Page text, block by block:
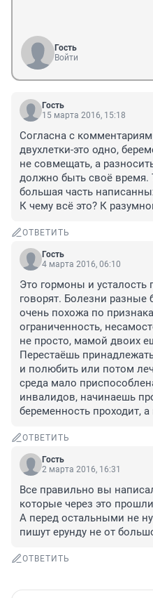
Гость
Войти
Гость
15 марта 2016, 15:18
Согласна с
двуxлетки-это одно,
не совмещать, а
должно быть своё время.
большая часть
К чему всё это? К
ОТВЕТИТЬ
Гость
4 марта 2016, 06:10
Это гормоны и усталость
говорят. Болезни
очень похожа по
ограниченность,
не просто, мамой двоих
Перестаёшь
и полюбить или потом
среда мало
инвалидов, начинаешь
беременность проходит,
ОТВЕТИТЬ
Гость
2 марта 2016, 16:31
Все правильно вы
которые через это
А перед остальными не
пишут ерунду не от
ОТВЕТИТЬ